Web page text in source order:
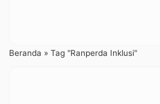
Beranda » Tag "Ranperda Inklusi"